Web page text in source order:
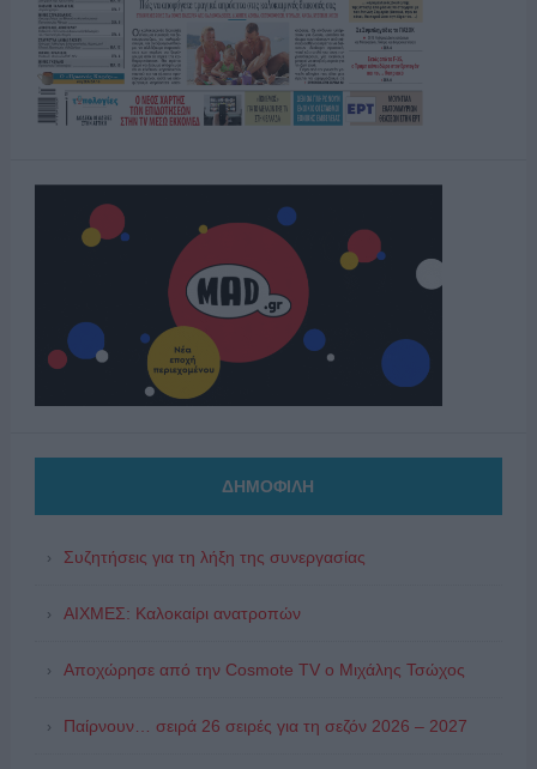
ΔΗΜΟΦΙΛΗ
Συζητήσεις για τη λήξη της συνεργασίας
ΑΙΧΜΕΣ: Καλοκαίρι ανατροπών
Αποχώρησε από την Cosmote TV o Μιχάλης Τσώχος
Παίρνουν… σειρά 26 σειρές για τη σεζόν 2026 – 2027